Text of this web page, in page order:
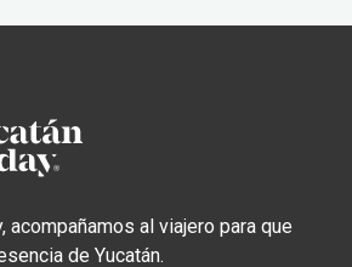
acompañamos al viajero para que
de Yucatán.